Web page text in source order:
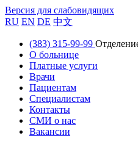
Версия для слабовидящих
RU EN DE 中文
(383) 315-99-99
О больнице
Платные услуги
Врачи
Пациентам
Специалистам
Контакты
СМИ о нас
Вакансии